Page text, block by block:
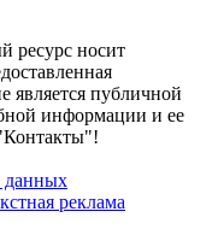
ресурс носит
является публичной
информации и ее
данных
реклама